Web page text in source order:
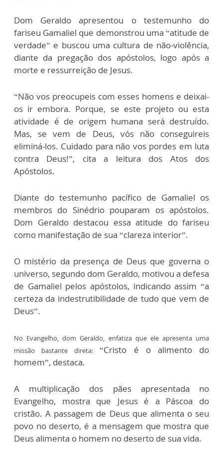
Dom Geraldo apresentou o testemunho do
fariseu Gamaliel que demonstrou uma “atitude de
verdade” e buscou uma cultura de não-violência,
diante da pregação dos apóstolos, logo após a
morte e ressurreição de Jesus.
“Não vos preocupeis com esses homens e deixai-
os ir embora. Porque, se este projeto ou esta
atividade é de origem humana será des­truído.
Mas, se vem de Deus, vós não conseguireis
eliminá-los. Cuidado para não vos pordes em luta
contra Deus!”, cita a leitura dos Atos dos
Apóstolos.
Diante do testemunho pacífico de Gamaliel os
membros do Sinédrio pouparam os apóstolos.
Dom Geraldo destacou essa atitude do fariseu
como manifestação de sua “clareza interior”.
O mistério da presença de Deus que governa o
universo, segundo dom Geraldo, motivou a defesa
de Gamaliel pelos apóstolos, indicando assim “a
certeza da indestrutibilidade de tudo que vem de
Deus”.
No Evangelho, dom Geraldo, enfatiza que ele apresenta uma
missão bastante direta:“Cristo é o alimento do
homem”, destaca.
A multiplicação dos pães apresentada no
Evangelho, mostra que Jesus é a Páscoa do
cristão. A passagem de Deus que alimenta o seu
povo no deserto, é a mensagem que mostra que
Deus alimenta o homem no deserto de sua vida.